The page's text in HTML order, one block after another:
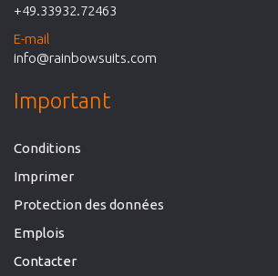
+49.33932.72463
E-mail
info@rainbowsuits.com
Important
Conditions
Imprimer
Protection des données
Emplois
Contacter